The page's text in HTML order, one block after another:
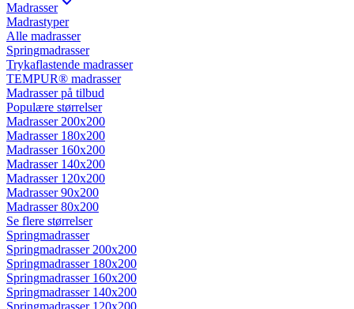
Madrasser
Madrastyper
Alle madrasser
Springmadrasser
Trykaflastende madrasser
TEMPUR® madrasser
Madrasser på tilbud
Populære størrelser
Madrasser 200x200
Madrasser 180x200
Madrasser 160x200
Madrasser 140x200
Madrasser 120x200
Madrasser 90x200
Madrasser 80x200
Se flere størrelser
Springmadrasser
Springmadrasser 200x200
Springmadrasser 180x200
Springmadrasser 160x200
Springmadrasser 140x200
Springmadrasser 120x200